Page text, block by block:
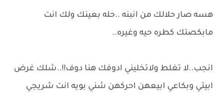
هسه صار حلالك من انبنه ..حله بعينك ولك انت
مابكصتك كطره حيه وغيره..
انجب..لا تغلط ولاتخليني ادوفك هنا دوف!!..شلك غرض
ابيتي وبكاعي ابيعهن احركهن شني بويه انت شريجي